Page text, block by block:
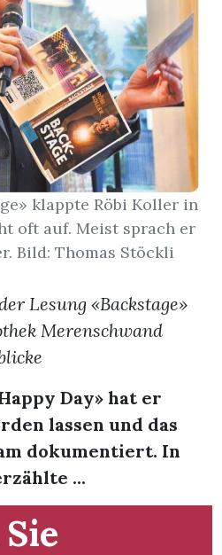
klappte Röbi Koller in
oft auf. Meist sprach er
Bild: Thomas Stöckli
Lesung «Backstage»
Merenschwand
Day» hat er
lassen und das
dokumentiert. In
...